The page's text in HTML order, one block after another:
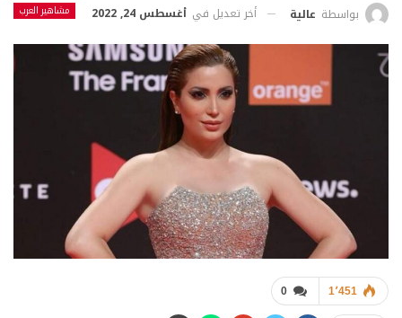
مشاهير العرب بواسطة عالية أخر تعديل في أغسطس 24, 2022
0 1٬451